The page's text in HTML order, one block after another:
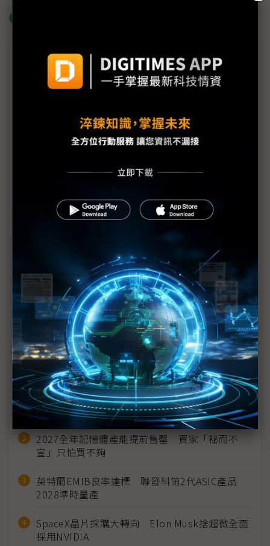
議題精選－「巨幕風暴」席捲顯示業
100吋不嫌大 超大尺寸掀電視市場「巨幕風暴」
中國挾Mini LED猛攻 高階電視市場有望年底復甦
不只LCD有100吋電視 超大彩色電子紙廣告看板橫
75吋以上LCD成OLED剋星？2024年出貨成長上看3
Mini LED後勁足 2024年出貨有望超越OLED電視
市場重心轉移 超大尺寸OLED電視需求不減
TV面板奧運效應真的存在嗎？
近７天熱門報導
MLCC訂單過熱、出貨比創高 村田示警全球AI基
建熱潮將趨緩
2027全年記憶體產能提前售罄 買家「祕而不
宣」只怕買不夠
英特爾EMIB良率達標 聯發科第2代ASIC產品
2028準時量產
SpaceX晶片採購大轉向 Elon Musk捨超微全面
採用NVIDIA